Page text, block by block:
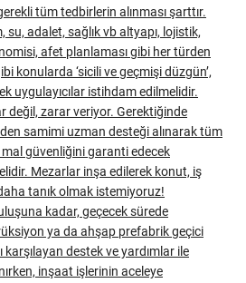
tüm tedbirlerin alınması şarttır.
su, adalet, sağlık vb altyapı, lojistik,
afet planlaması gibi her türden
konularda ‘sicili ve geçmişi düzgün’,
uygulayıcılar istihdam edilmelidir.
değil, zarar veriyor. Gerektiğinde
samimi uzman desteği alınarak tüm
mal güvenliğini garanti edecek
Mezarlar inşa edilerek konut, iş
tanık olmak istemiyoruz!
kadar, geçecek sürede
ya da ahşap prefabrik geçici
destek ve yardımlar ile
inşaat işlerinin aceleye